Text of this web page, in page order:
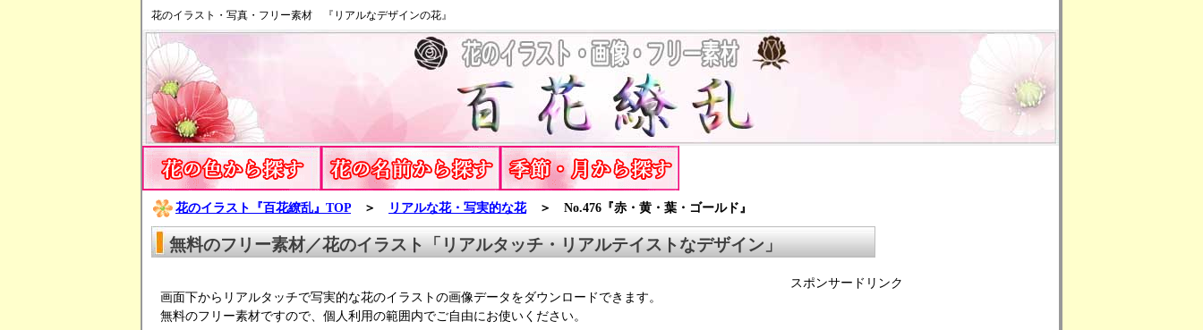
花のイラスト・写真・フリー素材 『リアルなデザインの花』
花のイラスト『百花繚乱』TOP ＞ リアルな花・写実的な花＞ No.476『赤・黄・葉・ゴールド』
無料のフリー素材／花のイラスト「リアルタッチ・リアルテイストなデザイン」
スポンサードリンク
画面下からリアルタッチで写実的な花のイラストの画像データをダウンロードできます。
無料のフリー素材ですので、個人利用の範囲内でご自由にお使いください。